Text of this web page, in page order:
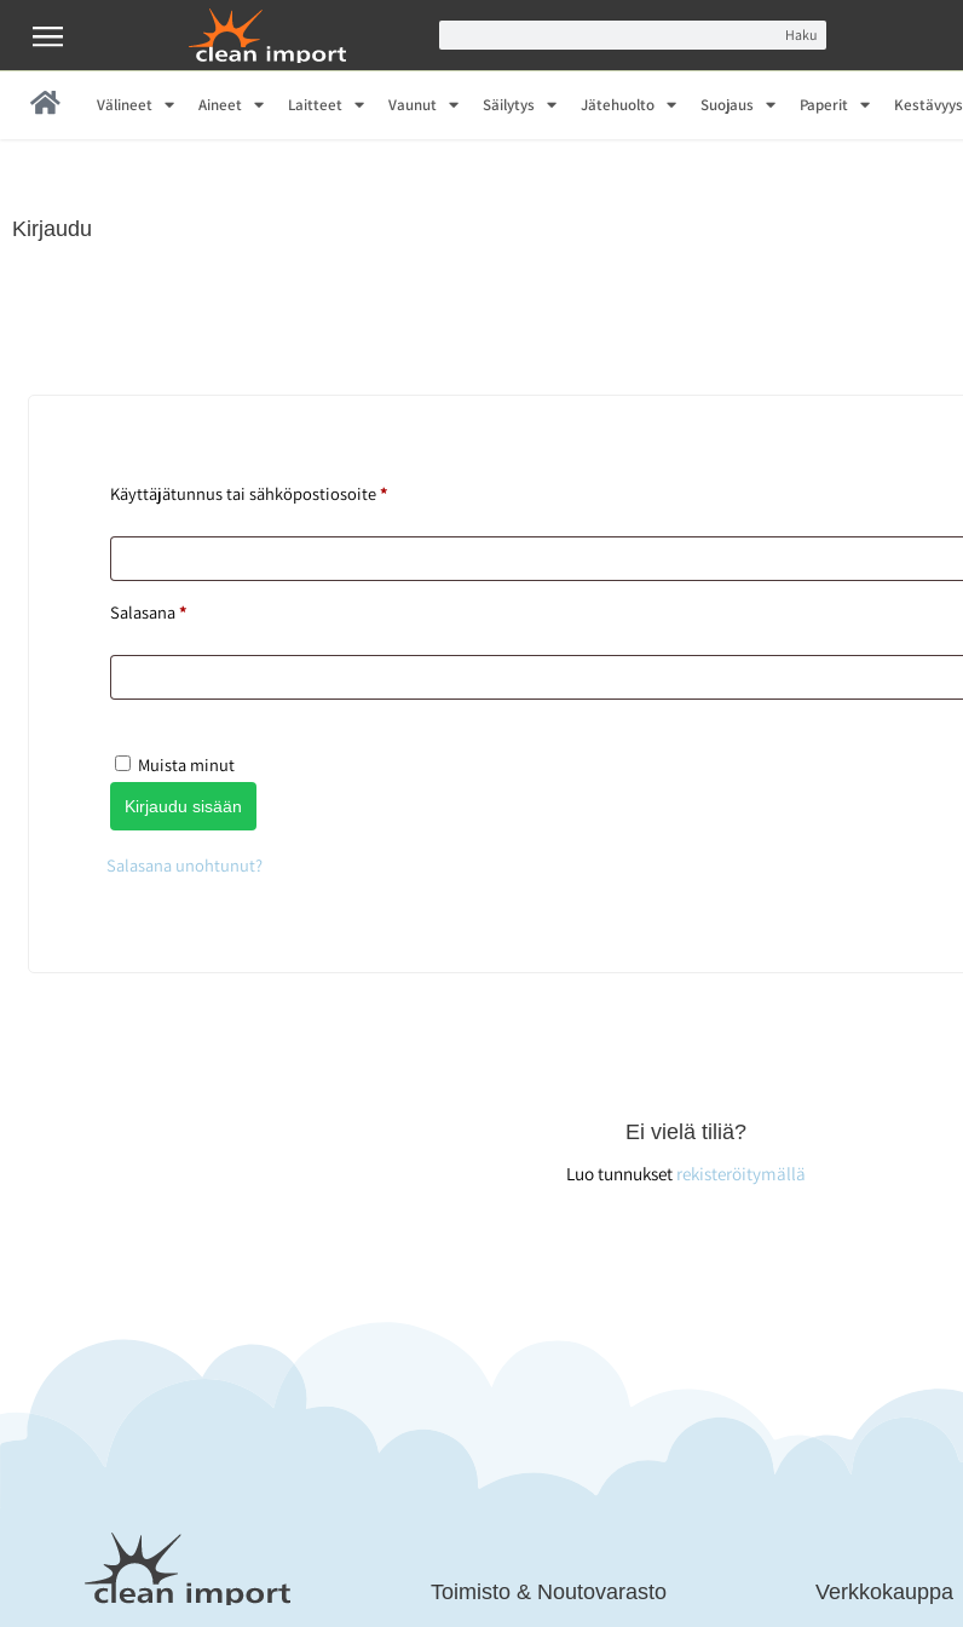
Haku
Välineet Aineet Laitteet Vaunut Säilytys Jätehuolto Suojaus Paperit Kestävyys
Kirjaudu
Käyttäjätunnus tai sähköpostiosoite*
Salasana*
Muista minut
Kirjaudu sisään
Salasana unohtunut?
Ei vielä tiliä?
Luo tunnukset rekisteröitymällä
Toimisto & Noutovarasto Verkkokauppa